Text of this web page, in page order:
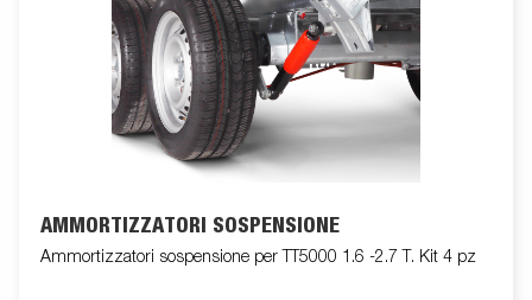
AMMORTIZZATORI SOSPENSIONE
Ammortizzatori sospensione per TT5000 1.6 -2.7 T. Kit 4 pz